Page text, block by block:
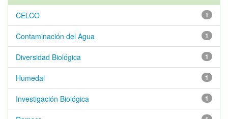
1
CELCO
1
Contaminación del Agua
1
Diversidad Biológica
1
Humedal
1
Investigación Biológica